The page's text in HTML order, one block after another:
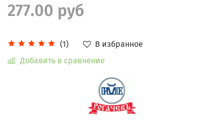
(1)
В избранное
Добавить в сравнение
277.00 руб